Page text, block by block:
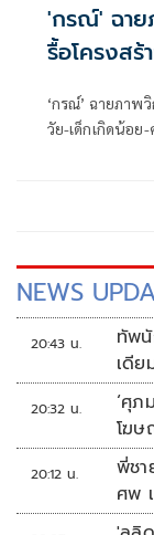
'กรณ์' ฉาย
รื้อโครงส
‘กรณ์’ ฉายภา
วัย-เด็กเกิดน้อย
NEWS
20:43 น.
ทัพ
เดีย
20:32 น.
‘ศุภ
โฆษ
20:12 น.
พี่ชา
ศพ